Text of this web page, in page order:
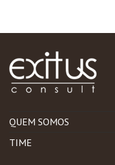
QUEM SOMOS
TIME